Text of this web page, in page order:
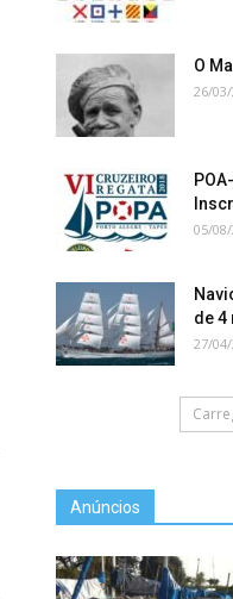
O
26/
05/
de 4
27/
Anúncios